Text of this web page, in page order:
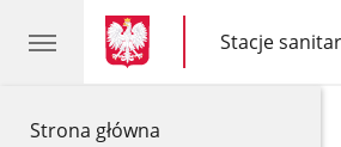
Strona główna
gov.pl
gov.pl
Stacje
gov.pl
Stacje
sanitarno-
epidemiologiczne